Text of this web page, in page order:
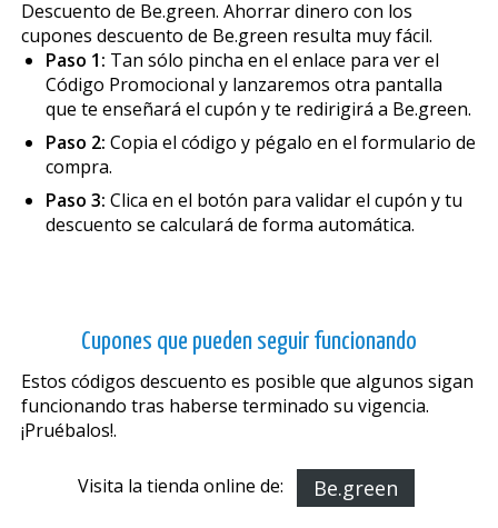
Descuento de Be.green. Ahorrar dinero con los
cupones descuento de Be.green resulta muy fácil.
Paso 1: Tan sólo pincha en el enlace para ver el
Código Promocional y lanzaremos otra pantalla
que te enseñará el cupón y te redirigirá a Be.green.
Paso 2: Copia el código y pégalo en el formulario de
compra.
Paso 3: Clica en el botón para validar el cupón y tu
descuento se calculará de forma automática.
Cupones que pueden seguir funcionando
Estos códigos descuento es posible que algunos sigan
funcionando tras haberse terminado su vigencia.
¡Pruébalos!.
Visita la tienda online de: Be.green